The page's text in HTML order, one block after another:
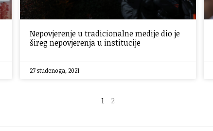
Nepovjerenje u tradicionalne medije dio je
šireg nepovjerenja u institucije
27 studenoga, 2021
1 2